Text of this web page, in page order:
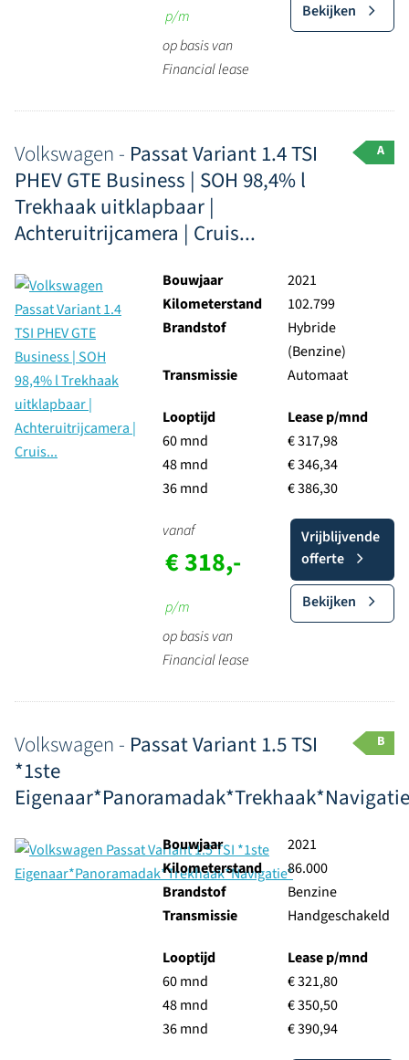
p/m
op basis van
Financial lease
Bekijken
Volkswagen - Passat Variant 1.4 TSI
PHEV GTE Business | SOH 98,4% l
Trekhaak uitklapbaar |
Achteruitrijcamera | Cruis...
A
Bouwjaar
2021
Kilometerstand
102.799
Brandstof
Hybride
(Benzine)
Transmissie
Automaat
Looptijd
60 mnd
48 mnd
36 mnd
Lease p/mnd
€ 317,98
€ 346,34
€ 386,30
vanaf
€ 318,-
p/m
op basis van
Financial lease
Vrijblijvende
offerte
Bekijken
Volkswagen - Passat Variant 1.5 TSI
*1ste
B
Bouwjaar
2021
Kilometerstand
86.000
Brandstof
Benzine
Transmissie
Handgeschakeld
Looptijd
60 mnd
48 mnd
36 mnd
Lease p/mnd
€ 321,80
€ 350,50
€ 390,94